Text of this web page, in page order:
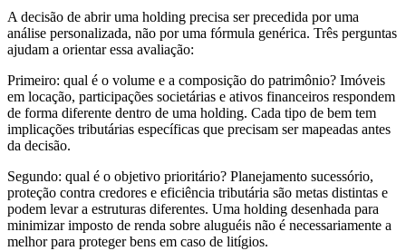
A decisão de abrir uma holding precisa ser precedida por uma
análise personalizada, não por uma fórmula genérica. Três perguntas
ajudam a orientar essa avaliação:
Primeiro: qual é o volume e a composição do patrimônio? Imóveis
em locação, participações societárias e ativos financeiros respondem
de forma diferente dentro de uma holding. Cada tipo de bem tem
implicações tributárias específicas que precisam ser mapeadas antes
da decisão.
Segundo: qual é o objetivo prioritário? Planejamento sucessório,
proteção contra credores e eficiência tributária são metas distintas e
podem levar a estruturas diferentes. Uma holding desenhada para
minimizar imposto de renda sobre aluguéis não é necessariamente a
melhor para proteger bens em caso de litígios.